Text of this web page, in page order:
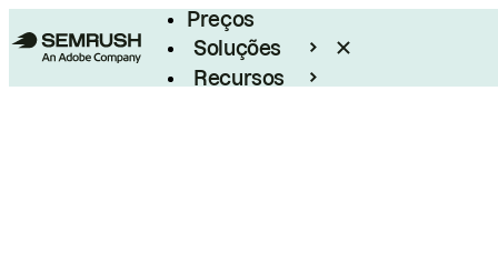
Preços
Soluções
Recursos